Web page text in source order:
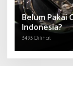
Belum Pakai
Indonesia?
3493 Dilihat